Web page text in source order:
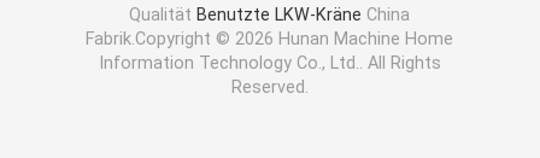
Qualität Benutzte LKW-Kräne China
Fabrik.Copyright © 2026 Hunan Machine Home
Information Technology Co., Ltd.. All Rights
Reserved.